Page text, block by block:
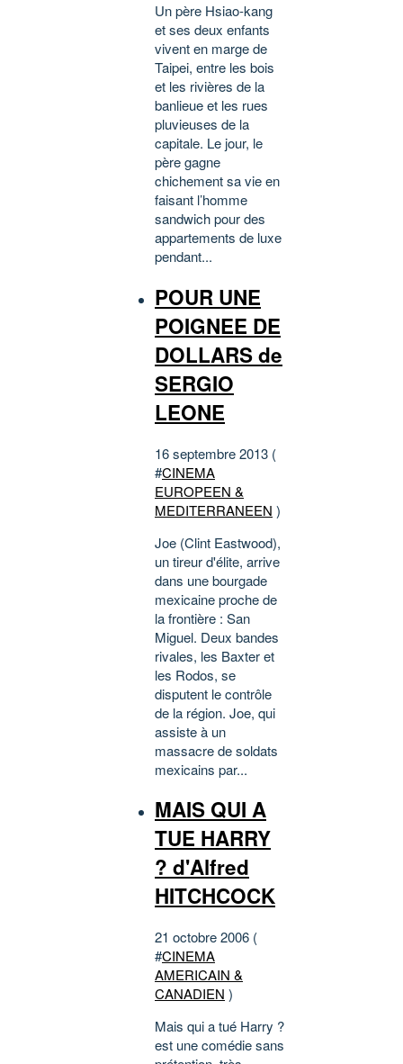
Un père Hsiao-kang
et ses deux enfants
vivent en marge de
Taipei, entre les bois
et les rivières de la
banlieue et les rues
pluvieuses de la
capitale. Le jour, le
père gagne
chichement sa vie en
faisant l’homme
sandwich pour des
appartements de luxe
pendant...
POUR UNE
POIGNEE DE
DOLLARS de
SERGIO
LEONE
16 septembre 2013 (
#CINEMA
EUROPEEN &
MEDITERRANEEN )
Joe (Clint Eastwood),
un tireur d'élite, arrive
dans une bourgade
mexicaine proche de
la frontière : San
Miguel. Deux bandes
rivales, les Baxter et
les Rodos, se
disputent le contrôle
de la région. Joe, qui
assiste à un
massacre de soldats
mexicains par...
MAIS QUI A
TUE HARRY
? d'Alfred
HITCHCOCK
21 octobre 2006 (
#CINEMA
AMERICAIN &
CANADIEN )
Mais qui a tué Harry ?
est une comédie sans